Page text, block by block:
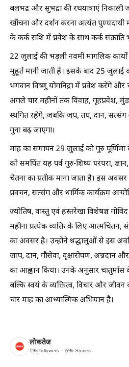
बलभद्र और सुभद्रा की रथयात्राएं निकाली
खींचना और दर्शन करना अत्यंत पुण्यदायी
के कर्क राशि में प्रवेश के साथ कर्क संक्रांति
22 जुलाई की भड़ली नवमी मांगलिक
मुहूर्त मानी जाती है। इसके बाद 25
भगवान विष्णु योगनिद्रा में प्रवेश करेंगे और
अगले चार महीनों तक विवाह, गृहप्रवेश,
स्थगित रहेंगे, जबकि जप, तप, दान, सत्संग
गुना बढ़ जाएगा।
माह का समापन 29 जुलाई को गुरु पूर्णिमा
को समर्पित यह पर्व गुरु-शिष्य परंपरा,
चेतना का प्रतीक माना जाता है। इस
प्रवचन, सत्संग और धार्मिक कार्यक्रम
ज्योतिष, वास्तु एवं हस्तरेखा विशेषज्ञ
महीना प्रत्येक व्यक्ति के लिए आत्मचिंतन,
का अवसर है। उन्होंने श्रद्धालुओं से इस
जाप, दान, गौसेवा, वृक्षारोपण, अन्नदान
का आह्वान किया। उनके अनुसार चातुर्मास
बल्कि स्वयं के व्यक्तित्व, विचार और जीवन
चार माह का आध्यात्मिक अभियान है।
लोकतेज
19k followers 69k Stories